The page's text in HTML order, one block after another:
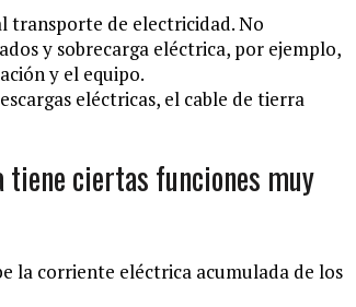
transporte de electricidad. No
y sobrecarga eléctrica, por ejemplo,
y el equipo.
eléctricas, el cable de tierra
ciertas funciones muy
la corriente eléctrica acumulada de los